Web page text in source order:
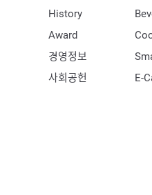
History
Award
경영정보
사회공헌
E-